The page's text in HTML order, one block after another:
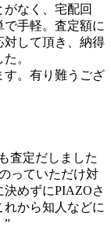
なく、宅配回
手軽。査定額に
対して頂き、納得
。
す。有り難うござ
査定だしました
っていただけ対
めずにPIAZOさ
から知人などに
”